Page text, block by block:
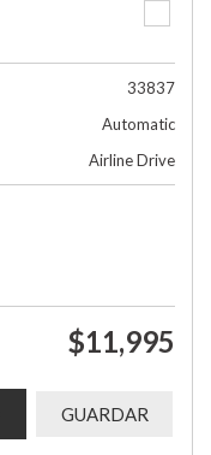
33837
Automatic
Airline Drive
$11,995
GUARDAR